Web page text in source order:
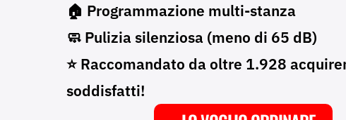
🏠 Programmazione multi-stanza
🧼 Pulizia silenziosa (meno di 65 dB)
⭐ Raccomandato da oltre 1.928
soddisfatti!